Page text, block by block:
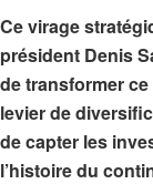
Ce virage
président Denis
de transformer
levier de
de capter les
l’histoire du